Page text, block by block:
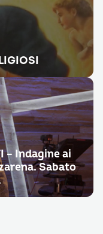
– Indagine ai
Sabato